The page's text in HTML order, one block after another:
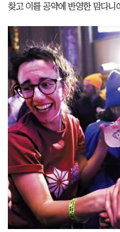
찾고 이를 공약에 반영한 맘다니